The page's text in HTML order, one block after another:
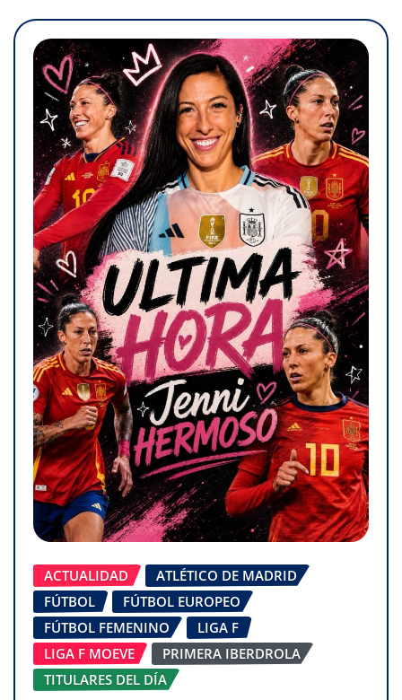
ACTUALIDAD
ATLÉTICO DE MADRID
FÚTBOL
FÚTBOL EUROPEO
FÚTBOL FEMENINO
LIGA F
LIGA F MOEVE
PRIMERA IBERDROLA
TITULARES DEL DÍA